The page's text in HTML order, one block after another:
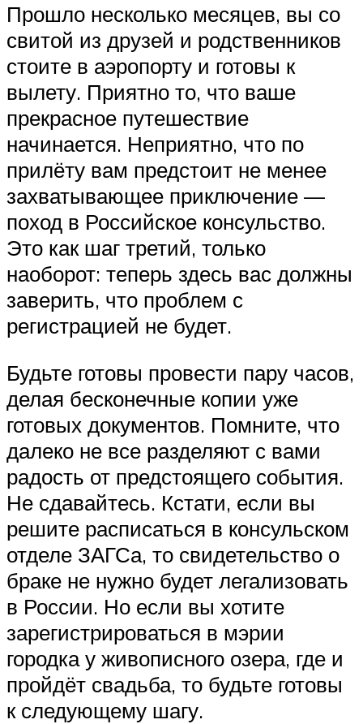
Прошло несколько месяцев, вы со
свитой из друзей и родственников
стоите в аэропорту и готовы к
вылету. Приятно то, что ваше
прекрасное путешествие
начинается. Неприятно, что по
прилёту вам предстоит не менее
захватывающее приключение —
поход в Российское консульство.
Это как шаг третий, только
наоборот: теперь здесь вас должны
заверить, что проблем с
регистрацией не будет.
Будьте готовы провести пару часов,
делая бесконечные копии уже
готовых документов. Помните, что
далеко не все разделяют с вами
радость от предстоящего события.
Не сдавайтесь. Кстати, если вы
решите расписаться в консульском
отделе ЗАГСа, то свидетельство о
браке не нужно будет легализовать
в России. Но если вы хотите
зарегистрироваться в мэрии
городка у живописного озера, где и
пройдёт свадьба, то будьте готовы
к следующему шагу.